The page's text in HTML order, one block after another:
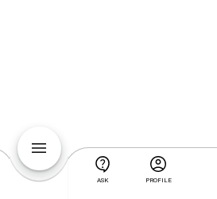
ASK PROFILE